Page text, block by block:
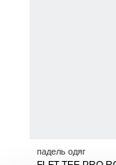
падель одяг